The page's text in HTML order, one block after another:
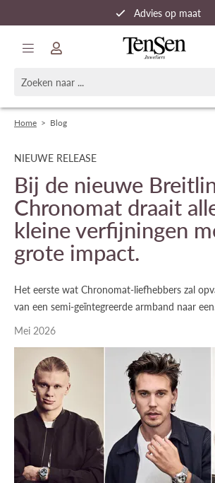
Advies op maat
Snelle verzending
Home > Blog
NIEUWE RELEASE
Bij de nieuwe
Chronomat draait
kleine verfijningen
grote impact.
Het eerste wat Chronomat-liefhebbers zal
van een semi-geïntegreerde armband naar
Mei 2026